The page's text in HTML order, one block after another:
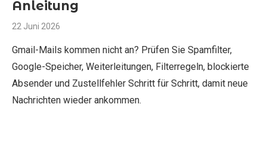
Anleitung
22 Juni 2026
Gmail-Mails kommen nicht an? Prüfen Sie Spamfilter,
Google-Speicher, Weiterleitungen, Filterregeln, blockierte
Absender und Zustellfehler Schritt für Schritt, damit neue
Nachrichten wieder ankommen.